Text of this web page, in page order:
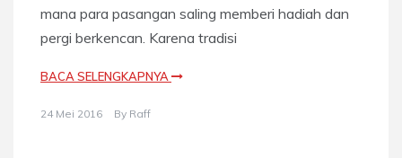
mana para pasangan saling memberi hadiah dan
pergi berkencan. Karena tradisi
BACA SELENGKAPNYA
24 Mei 2016 By Raff